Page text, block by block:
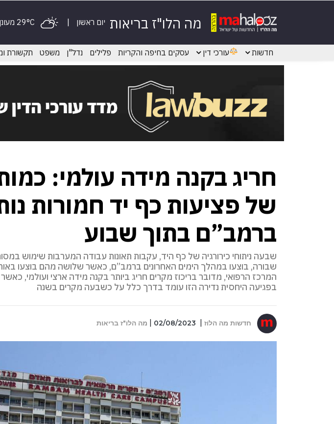
יום ראשון מה הלו"ז בריאות
חדשות עורכי דין עסקים בחיפה והקריות פלילים נדל"ן משפט תקשורת
חריג בקנה מידה עולמי:
של פציעות כף יד חמורות
ברמב”ם בתוך שבוע
שבעה ניתוחי כירורגיה של כף היד, עקבות תאונות עבודה המערבות שימוש
שבורה, בוצעו במהלך הימים האחרונים ברמב”ם, כאשר שלושה מהם בוצעו
המרכז הרפואי, מדובר בריכוז מקרים חריג ביותר בקנה מידה ארצי ועולמי,
בפגיעה היחסית נדירה הזו עומד בדרך כלל על כשבעה מקרים בשנה
חדשות מה הלוז 02/08/2023 מה הלו"ז בריאות